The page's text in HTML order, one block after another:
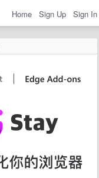
Home Sign Up Sign In